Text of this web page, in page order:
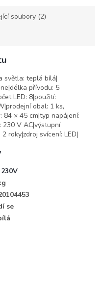
soubory (2)
světla: teplá bílá|
přívodu: 5
LED: 8|použití:
obal: 1 ks,
84 × 45 cm|typ napájení:
V AC|výstupní
roky|zdroj svícení: LED|
se